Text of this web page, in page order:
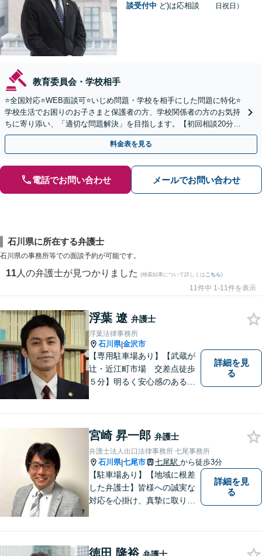
談受付中 ど)は応相談
日祝日）
教育委員会・学校相手
⭐️全国対応⭐️WEB面談可⭐️いじめ問題・学校を相手にした問題に特化⭐️
学校生活でお困りのお子さまと保護者の方、学校関係者の方のお気持
ちに寄り添い、「適切な問題解決」を目指します。【初回相談20分無
料】
料金表を見る
電話でお問い合わせ メールでお問い合わせ
石川県に所在する弁護士
石川県の事務所等での面談予約が可能です。
11 人の弁護士が見つかりました (検索結果について詳しくは こちら)
11件中 1-11件を表示
浮葉 遼 弁護士
浮葉法律事務所
石川県|金沢市
【専用駐車場あり】【武蔵が
辻・近江町市場 交差点徒歩
５分】明るく安心感のある事
詳細を見
る
宮崎 昇一郎 弁護士
弁護士法人出口法律事務所 七尾事務所
石川県|七尾市 七尾駅 から徒歩3分
【駐車場あり】【地域に根差
した弁護士】皆様への誠実な
対応を心掛け、真摯に取り組
法的サービスを提供しており
詳細を見
る
徳田 隆裕